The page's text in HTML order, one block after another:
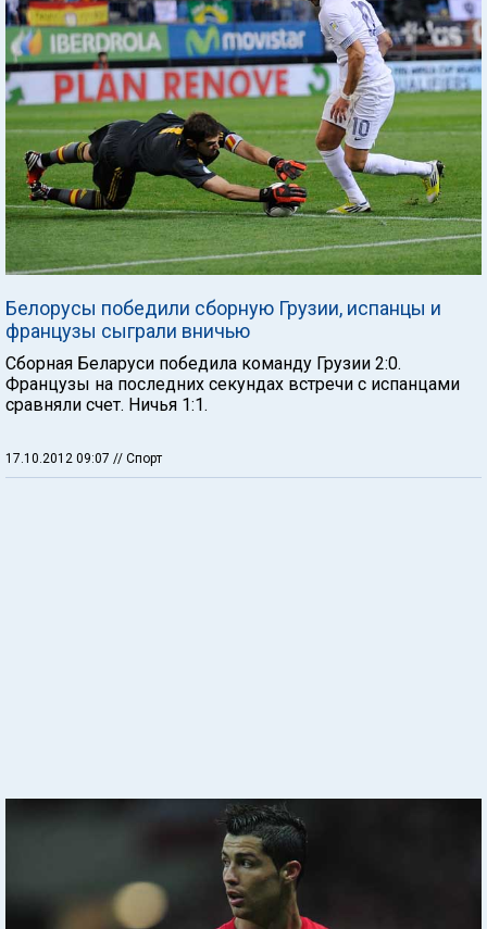
Белорусы победили сборную Грузии, испанцы и
французы сыграли вничью
Сборная Беларуси победила команду Грузии 2:0.
Французы на последних секундах встречи с испанцами
сравняли счет. Ничья 1:1.
17.10.2012 09:07 // Спорт